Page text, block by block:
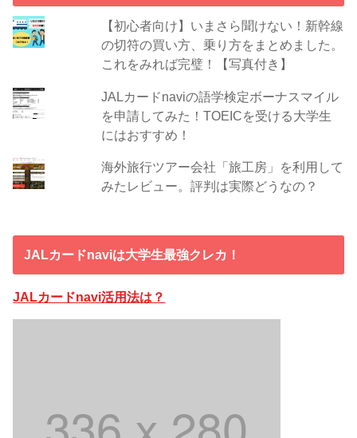
【初心者向け】いまさら聞けない！新幹線
の切符の買い方、乗り方をまとめました。
これをみれば完璧！【写真付き】
JALカードnaviの語学検定ボーナスマイル
を申請してみた！TOEICを受ける大学生
にはおすすめ！
海外旅行ツアー会社「旅工房」を利用して
みたレビュー。評判は実際どうなの？
JALカードnaviは大学生最強クレカ！
JALカードnavi活用法は？